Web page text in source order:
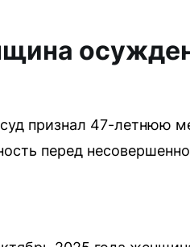
признал 47-летнюю
перед